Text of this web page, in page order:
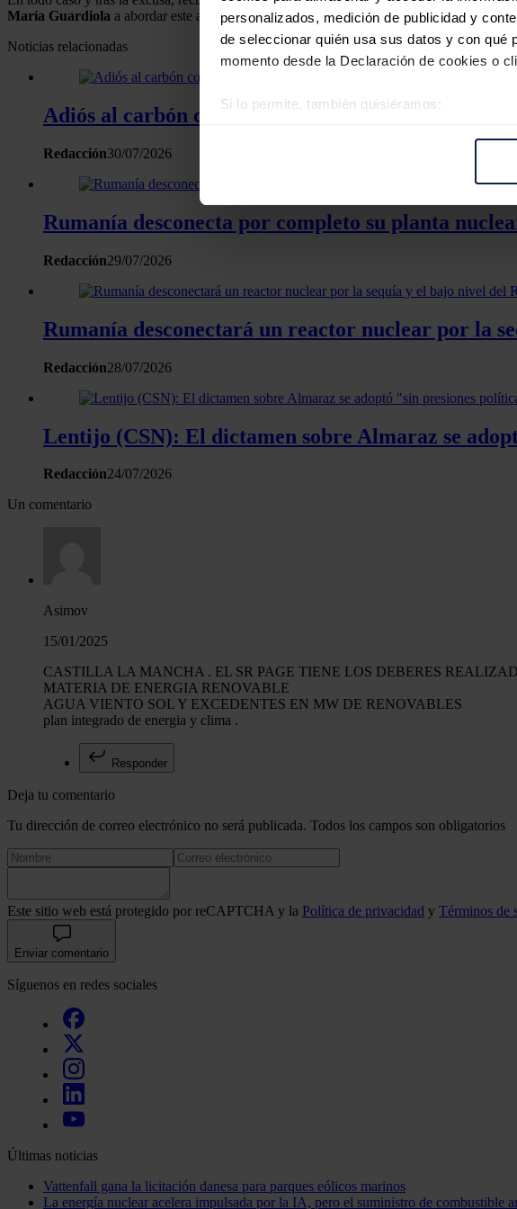
personalizados, medición de publicidad y
de seleccionar quién usa sus datos y con qué
momento desde la Declaración de cookies o
Si lo permite, también quisiéramos:
redes sociales, publicidad y análisis web,
María Guardiola a abordar este asunto en este próximo encuentro.
Noticias relacionadas
Adiós al carbón con la voladura de las cuatro
Redacción30/07/2026
Rumanía desconecta por completo su planta
Redacción29/07/2026
Rumanía desconectará un reactor nuclear por la
Redacción28/07/2026
Lentijo (CSN): El dictamen sobre Almaraz se
Redacción24/07/2026
Un comentario
Asimov
15/01/2025
CASTILLA LA MANCHA . EL SR PAGE TIENE LOS DEBERES
MATERIA DE ENERGIA RENOVABLE
AGUA VIENTO SOL Y EXCEDENTES EN MW DE RENOVABLES
plan integrado de energia y clima .
Responder
Deja tu comentario
Tu dirección de correo electrónico no será publicada. Todos los campos son obligatorios
Este sitio web está protegido por reCAPTCHA y la Política de privacidad y Términos de
Enviar comentario
Síguenos en redes sociales
Últimas noticias
Vattenfall gana la licitación danesa para parques eólicos marinos
La energía nuclear acelera impulsada por la IA, pero el suministro de combustible